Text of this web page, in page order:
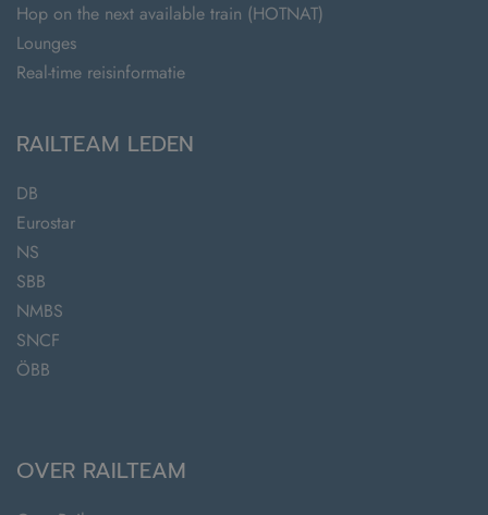
Hop on the next available train (HOTNAT)
Lounges
Real-time reisinformatie
RAILTEAM LEDEN
DB
Eurostar
NS
SBB
NMBS
SNCF
ÖBB
OVER RAILTEAM